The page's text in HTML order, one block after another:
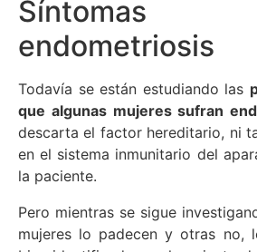
endometriosis
Todavía se están estudiando las
que algunas mujeres sufran
descarta el factor hereditario, ni
en el sistema inmunitario del
la paciente.
Pero mientras se sigue
mujeres lo padecen y otras no,